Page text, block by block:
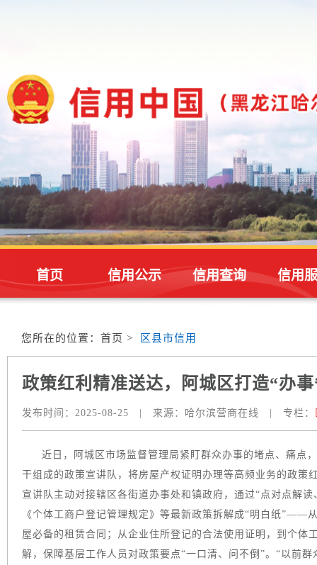
首页 信用公示 信用查询 信用
您所在的位置： 首页 > 区县市信用
政策红利精准送达，阿城区打造“办
发布时间： 2025-08-25 来源： 哈尔滨营商在线 专栏：
近日，阿城区市场监督管理局紧盯群众办事的堵点、痛点
干组成的政策宣讲队，将房屋产权证明办理等高频业务的政策
宣讲队主动对接辖区各街道办事处和镇政府，通过“点对点解
《个体工商户登记管理规定》等最新政策拆解成“明白纸”——
屋必备的租赁合同；从企业住所登记的合法使用证明，到个体
解，保障基层工作人员对政策要点“一口清、问不倒”。“以前